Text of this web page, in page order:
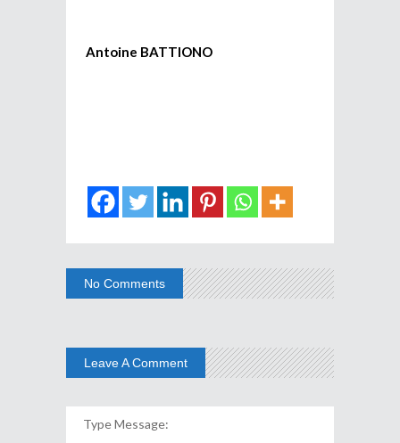
Antoine BATTIONO
No Comments
Leave A Comment